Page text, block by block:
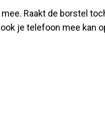
Raakt de borstel
je telefoon mee kan